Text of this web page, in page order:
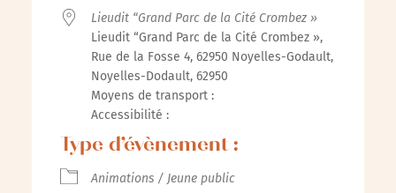
Lieudit “Grand Parc de la Cité Crombez »
Lieudit “Grand Parc de la Cité Crombez »,
Rue de la Fosse 4, 62950 Noyelles-Godault,
Noyelles-Dodault, 62950
Moyens de transport :
Accessibilité :
Type d’évènement :
Animations / Jeune public